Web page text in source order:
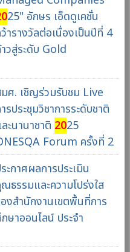
25" อักษร เอ็ดดูเคชั่น
ารางวัลต่อเนื่องเป็นปีที่ 4
วสู่ระดับ Gold
ศ. เชิญร่วมรับชม Live
รประชุมวิชาการระดับชาติ
ะนานาชาติ 2025
Forum ครั้งที่ 2
ะกาศผลการประเมิน
ธรรมและความโปร่งใส
งสำนักงานเขตพื้นที่การ
ษาออนไลน์ ประจำ